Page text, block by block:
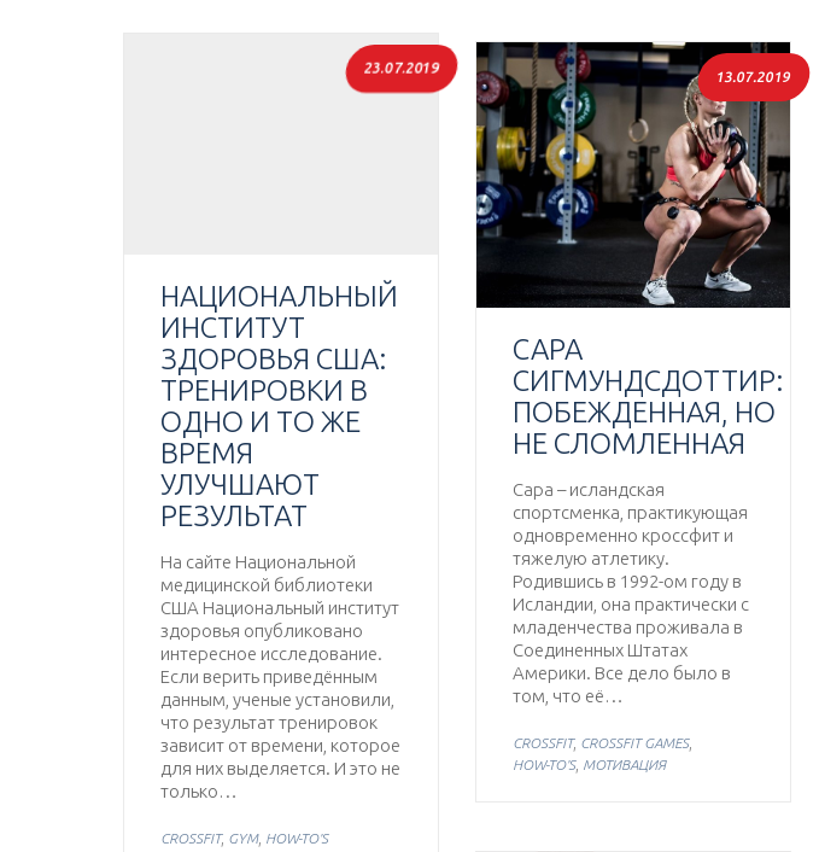
НАЦИОНАЛЬНЫЙ
ИНСТИТУТ
ЗДОРОВЬЯ США:
ТРЕНИРОВКИ В
ОДНО И ТО ЖЕ
ВРЕМЯ
УЛУЧШАЮТ
РЕЗУЛЬТАТ
На сайте Национальной
медицинской библиотеки
США Национальный институт
здоровья опубликовано
интересное исследование.
Если верить приведённым
данным, ученые установили,
что результат тренировок
зависит от времени, которое
для них выделяется. И это не
только…
23.07.2019
CROSSFIT, GYM, HOW-TO'S
САРА
СИГМУНДСДОТТИР:
ПОБЕЖДЕННАЯ, НО
НЕ СЛОМЛЕННАЯ
Сара – исландская
спортсменка, практикующая
одновременно кроссфит и
тяжелую атлетику.
Родившись в 1992-ом году в
Исландии, она практически с
младенчества проживала в
Соединенных Штатах
Америки. Все дело было в
том, что её…
13.07.2019
CROSSFIT, CROSSFIT GAMES,
HOW-TO'S, МОТИВАЦИЯ